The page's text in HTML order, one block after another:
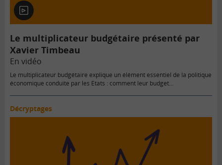
En
vidéo
Le multiplicateur budgétaire présenté par
Xavier Timbeau
En vidéo
Le multiplicateur budgétaire explique un élément essentiel de la politique
économique conduite par les Etats : comment leur budget…
Décryptages